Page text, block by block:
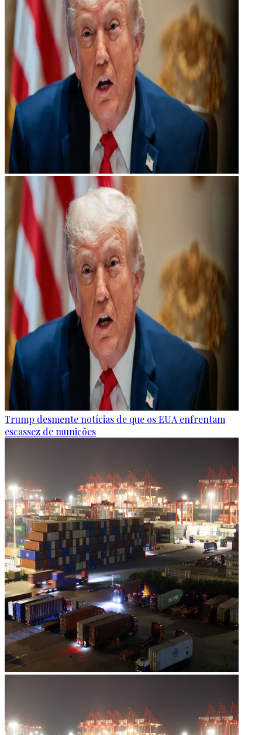
Trump desmente notícias de que os EUA enfrentam
escassez de munições